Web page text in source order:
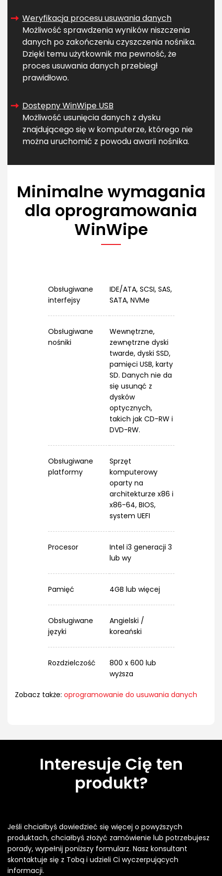
Weryfikacja procesu usuwania danych
Możliwość sprawdzenia wyników niszczenia
danych po zakończeniu czyszczenia nośnika.
Dzięki temu użytkownik ma pewność, że
proces usuwania danych przebiegł
prawidłowo.
Dostępny WinWipe USB
Możliwość usunięcia danych z dysku
znajdującego się w komputerze, którego nie
można uruchomić z powodu awarii nośnika.
Minimalne wymagania
dla oprogramowania
WinWipe
Obsługiwane
interfejsy
IDE/ATA, SCSI, SAS,
SATA, NVMe
Obsługiwane
nośniki
Wewnętrzne,
zewnętrzne dyski
twarde, dyski SSD,
pamięci USB, karty
SD. Danych nie da
się usunąć z
dysków
optycznych,
takich jak CD-RW i
DVD-RW.
Obsługiwane
platformy
Sprzęt
komputerowy
oparty na
architekturze x86 i
x86-64, BIOS,
system UEFI
Procesor
Intel i3 generacji 3
lub wy
Pamięć 4GB lub więcej
Obsługiwane
języki
Angielski /
koreański
Rozdzielczość
800 x 600 lub
wyższa
Zobacz także: oprogramowanie do usuwania danych
Interesuje Cię ten
produkt?
Jeśli chciałbyś dowiedzieć się więcej o powyższych
produktach, chciałbyś złożyć zamówienie lub potrzebujesz
porady, wypełnij poniższy formularz. Nasz konsultant
skontaktuje się z Tobą i udzieli Ci wyczerpujących
informacji.